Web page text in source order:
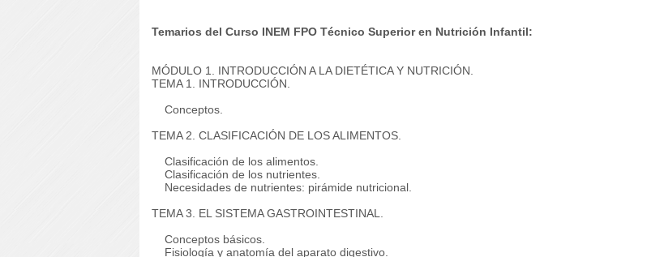
Temarios del Curso INEM FPO Técnico Superior en Nutrición Infantil:
MÓDULO 1. INTRODUCCIÓN A LA DIETÉTICA Y NUTRICIÓN.
TEMA 1. INTRODUCCIÓN.
Conceptos.
TEMA 2. CLASIFICACIÓN DE LOS ALIMENTOS.
Clasificación de los alimentos.
Clasificación de los nutrientes.
Necesidades de nutrientes: pirámide nutricional.
TEMA 3. EL SISTEMA GASTROINTESTINAL.
Conceptos básicos.
Fisiología y anatomía del aparato digestivo.